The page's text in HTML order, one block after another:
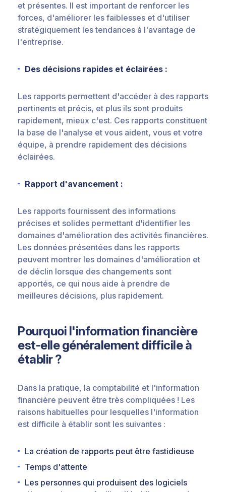
et présentes. Il est important de renforcer les
forces, d'améliorer les faiblesses et d'utiliser
stratégiquement les tendances à l'avantage de
l'entreprise.
Des décisions rapides et éclairées :
Les rapports permettent d'accéder à des rapports
pertinents et précis, et plus ils sont produits
rapidement, mieux c'est. Ces rapports constituent
la base de l'analyse et vous aident, vous et votre
équipe, à prendre rapidement des décisions
éclairées.
Rapport d'avancement :
Les rapports fournissent des informations
précises et solides permettant d'identifier les
domaines d'amélioration des activités financières.
Les données présentées dans les rapports
peuvent montrer les domaines d'amélioration et
de déclin lorsque des changements sont
apportés, ce qui nous aide à prendre de
meilleures décisions, plus rapidement.
Pourquoi l'information financière
est-elle généralement difficile à
établir ?
Dans la pratique, la comptabilité et l'information
financière peuvent être très compliquées ! Les
raisons habituelles pour lesquelles l'information
est difficile à établir sont les suivantes :
La création de rapports peut être fastidieuse
Temps d'attente
Les personnes qui produisent des logiciels